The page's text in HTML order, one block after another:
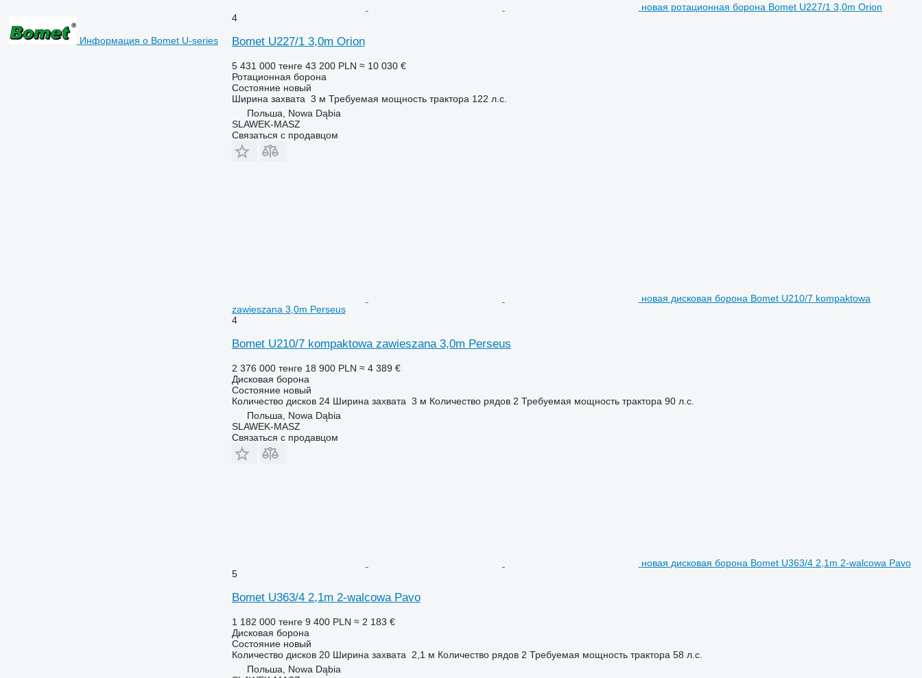
Информация о Bomet U-series
новая ротационная борона Bomet U227/1 3,0m Orion
4
Bomet U227/1 3,0m Orion
5 431 000 тенге 43 200 PLN ≈ 10 030 €
Ротационная борона
Состояниеновый
Ширина захвата 3 м Требуемая мощность трактора 122 л.с.
Польша, Nowa Dąbia
SLAWEK-MASZ
Связаться с продавцом
новая дисковая борона Bomet U210/7 kompaktowa
zawieszana 3,0m Perseus
4
Bomet U210/7 kompaktowa zawieszana 3,0m Perseus
2 376 000 тенге 18 900 PLN ≈ 4 389 €
Дисковая борона
Состояниеновый
Количество дисков 24 Ширина захвата 3 м Количество рядов 2 Требуемая мощность трактора 90 л.с.
Польша, Nowa Dąbia
SLAWEK-MASZ
Связаться с продавцом
новая дисковая борона Bomet U363/4 2,1m 2-walcowa Pavo
5
Bomet U363/4 2,1m 2-walcowa Pavo
1 182 000 тенге 9 400 PLN ≈ 2 183 €
Дисковая борона
Состояниеновый
Количество дисков 20 Ширина захвата 2,1 м Количество рядов 2 Требуемая мощность трактора 58 л.с.
Польша, Nowa Dąbia